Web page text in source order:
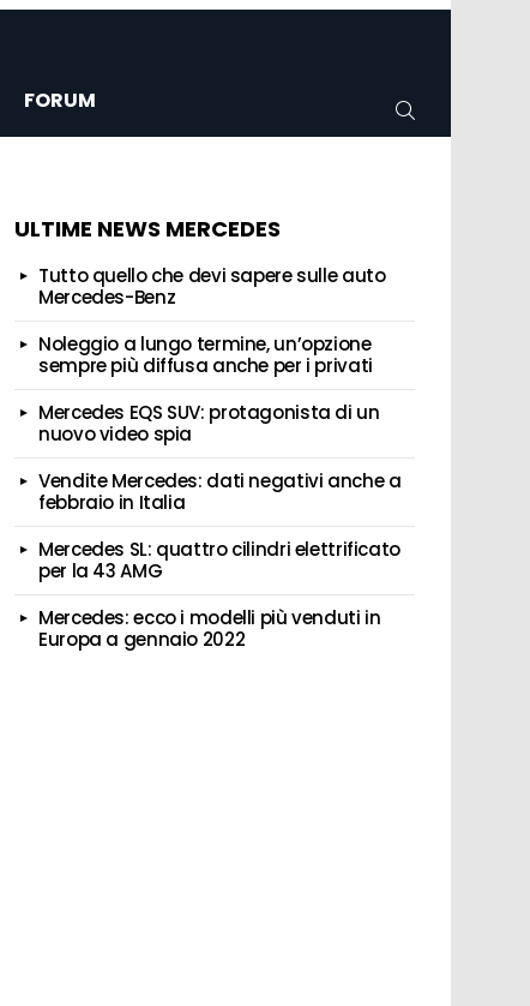
FORUM
ULTIME NEWS MERCEDES
Tutto quello che devi sapere sulle auto
Mercedes-Benz
Noleggio a lungo termine, un’opzione
sempre più diffusa anche per i privati
Mercedes EQS SUV: protagonista di un
nuovo video spia
Vendite Mercedes: dati negativi anche a
febbraio in Italia
Mercedes SL: quattro cilindri elettrificato
per la 43 AMG
Mercedes: ecco i modelli più venduti in
Europa a gennaio 2022